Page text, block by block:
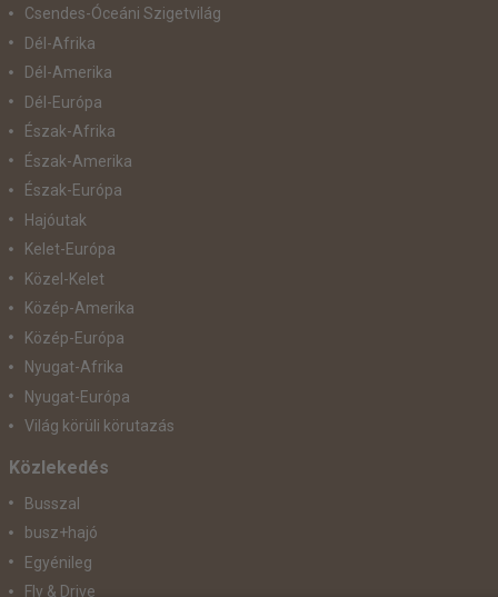
Csendes-Óceáni Szigetvilág
Dél-Afrika
Dél-Amerika
Dél-Európa
Észak-Afrika
Észak-Amerika
Észak-Európa
Hajóutak
Kelet-Európa
Közel-Kelet
Közép-Amerika
Közép-Európa
Nyugat-Afrika
Nyugat-Európa
Világ körüli körutazás
Közlekedés
Busszal
busz+hajó
Egyénileg
Fly & Drive